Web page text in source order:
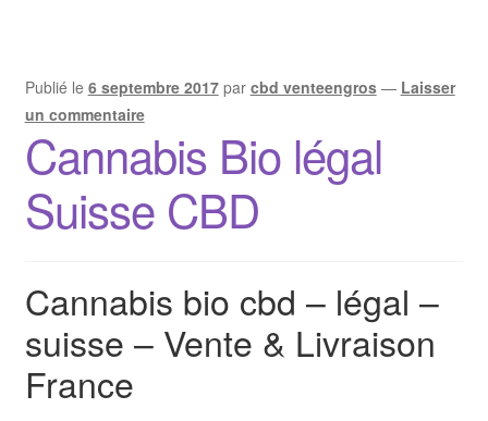
Publié le 6 septembre 2017 par cbd venteengros — Laisser
un commentaire
Cannabis Bio légal
Suisse CBD
Cannabis bio cbd – légal –
suisse – Vente & Livraison
France